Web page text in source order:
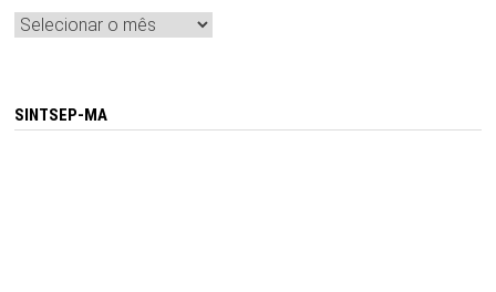
Arquivos
SINTSEP-MA